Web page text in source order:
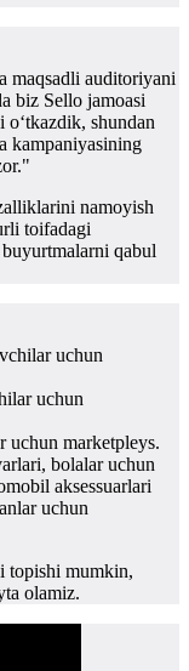
maqsadli auditoriyani
biz Sello jamoasi
shundan
kampaniyasining
namoyish
toifadagi
qabul
uchun
uchun
uchun marketpleys.
bolalar uchun
aksessuarlari
uchun
topishi mumkin,
olamiz.